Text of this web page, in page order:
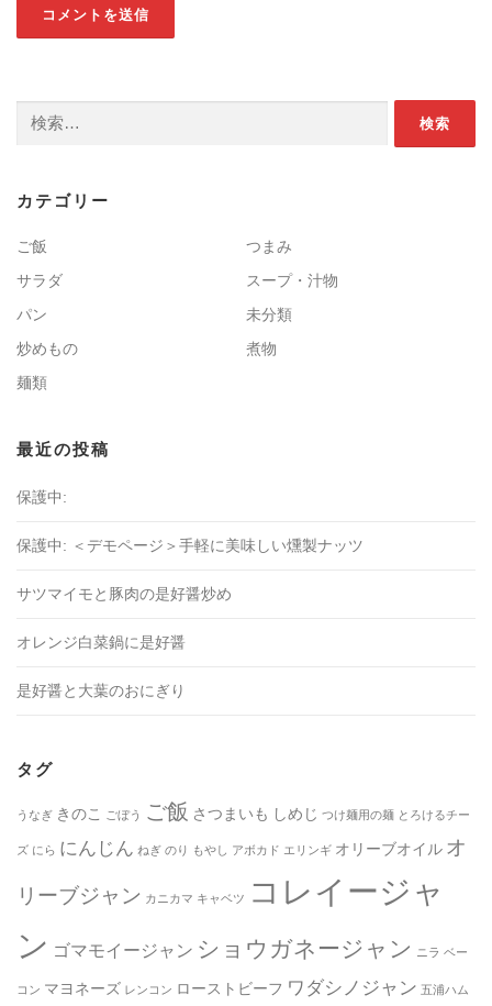
検索:
カテゴリー
ご飯
つまみ
サラダ
スープ・汁物
パン
未分類
炒めもの
煮物
麺類
最近の投稿
保護中:
保護中: ＜デモページ＞手軽に美味しい燻製ナッツ
サツマイモと豚肉の是好醤炒め
オレンジ白菜鍋に是好醤
是好醤と大葉のおにぎり
タグ
うなぎ きのこ ごぼう ご飯 さつまいも しめじ つけ麺用の麺 とろけるチー
ズ にら にんじん ねぎ のり もやし アボカド エリンギ オリーブオイル オ
リーブジャン カニカマ キャベツ
コレイージャ
ン ゴマモイージャン ショウガネージャン ニラ ベー
コン マヨネーズ レンコン ローストビーフ ワダシノジャン 五浦ハム